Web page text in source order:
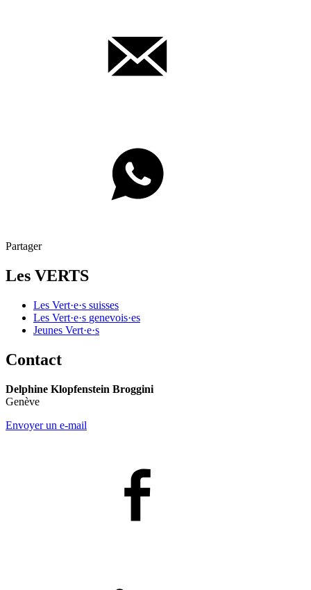
Partager
Les VERTS
Les Vert·e·s suisses
Les Vert·e·s genevois·es
Jeunes Vert·e·s
Contact
Delphine Klopfenstein Broggini
Genève
Envoyer un e-mail